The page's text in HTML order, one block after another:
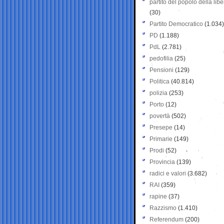
partito del popolo della
(30)
Partito Democratico (1.034)
PD (1.188)
PdL (2.781)
pedofilia (25)
Pensioni (129)
Politica (40.814)
polizia (253)
Porto (12)
povertà (502)
Presepe (14)
Primarie (149)
Prodi (52)
Provincia (139)
radici e valori (3.682)
RAI (359)
rapine (37)
Razzismo (1.410)
Referendum (200)